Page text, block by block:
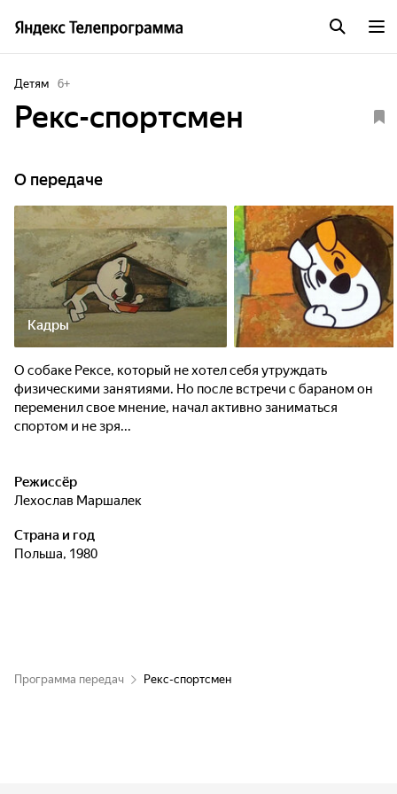
Детям 6+
Рекс-спортсмен
О передаче
Кадры
О собаке Рексе, который не хотел себя утруждать
физическими занятиями. Но после встречи с бараном он
переменил свое мнение, начал активно заниматься
спортом и не зря...
Режиссёр
Лехослав Маршалек
Страна и год
Польша, 1980
Программа передач Рекс-спортсмен